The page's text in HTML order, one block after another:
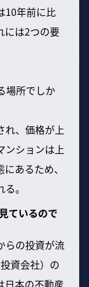
10年前に比
には2つの要
場所でしか
れ、価格が上
ンションは上
あるため、
。
ているので
らの投資が流
資会社）の
日本の不動産